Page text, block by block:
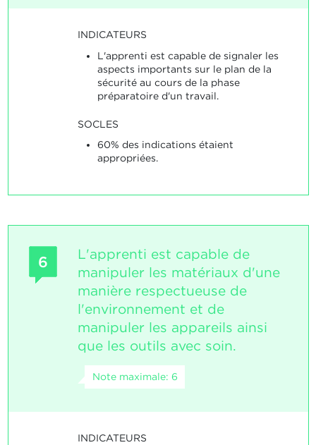
INDICATEURS
L'apprenti est capable de signaler les
aspects importants sur le plan de la
sécurité au cours de la phase
préparatoire d'un travail.
SOCLES
60% des indications étaient
appropriées.
6
L'apprenti est capable de
manipuler les matériaux d'une
manière respectueuse de
l'environnement et de
manipuler les appareils ainsi
que les outils avec soin.
Note maximale: 6
INDICATEURS